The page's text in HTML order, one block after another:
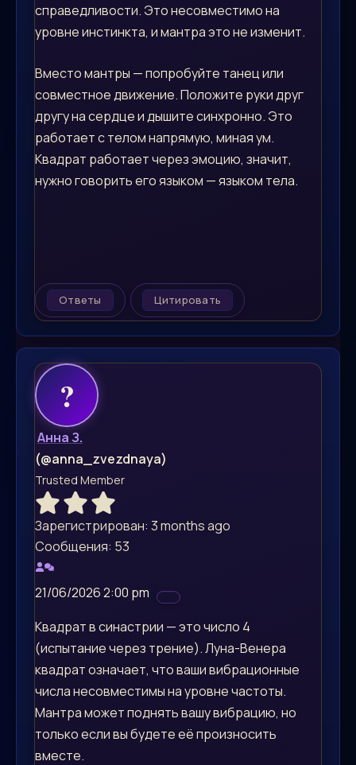
справедливости. Это несовместимо на
уровне инстинкта, и мантра это не изменит.
Вместо мантры — попробуйте танец или
совместное движение. Положите руки друг
другу на сердце и дышите синхронно. Это
работает с телом напрямую, миная ум.
Квадрат работает через эмоцию, значит,
нужно говорить его языком — языком тела.
Ответы Цитировать
Анна З.
(@anna_zvezdnaya)
Trusted Member
Зарегистрирован: 3 months ago
Сообщения: 53
21/06/2026 2:00 pm
Квадрат в синастрии — это число 4
(испытание через трение). Луна-Венера
квадрат означает, что ваши вибрационные
числа несовместимы на уровне частоты.
Мантра может поднять вашу вибрацию, но
только если вы будете её произносить
вместе.